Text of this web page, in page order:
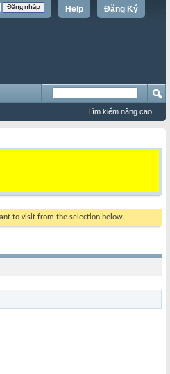
Đăng Ký
Help
Tìm kiếm nâng cao
to visit from the selection below.